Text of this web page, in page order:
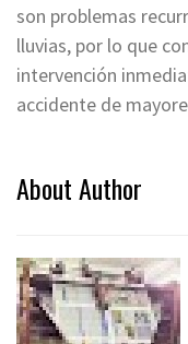
son problemas
lluvias, por lo que
intervención
accidente de
About Author